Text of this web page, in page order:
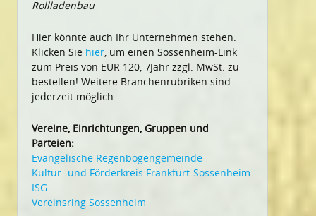
Rollladenbau
Hier könnte auch Ihr Unternehmen stehen.
Klicken Sie hier , um einen Sossenheim-Link
zum Preis von EUR 120,–/Jahr zzgl. MwSt. zu
bestellen! Weitere Branchenrubriken sind
jederzeit möglich.
Vereine, Einrichtungen, Gruppen und
Parteien:
Evangelische Regenbogengemeinde
Kultur- und Förderkreis Frankfurt-Sossenheim
ISG
Vereinsring Sossenheim